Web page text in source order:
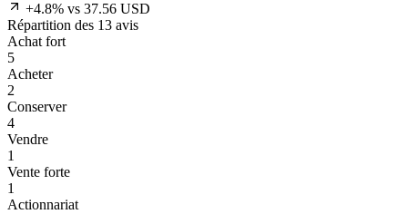
+4.8% vs 37.56 USD
Répartition des 13 avis
Achat fort
5
Acheter
2
Conserver
4
Vendre
1
Vente forte
1
Actionnariat